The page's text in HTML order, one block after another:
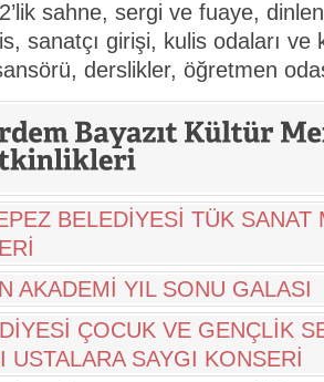
sahne, sergi ve fuaye,
sanatçı girişi, kulis odaları ve
derslikler, öğretmen
BELEDİYESİ TÜK
AKADEMİ YIL SONU GALASI
ÇOCUK VE GENÇLİK
USTALARA SAYGI KONSERİ